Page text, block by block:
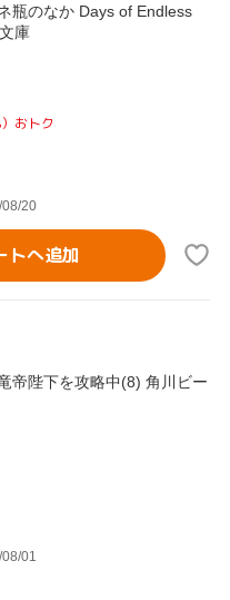
瓶のなか Days of Endless
庫
おトク
20
トへ追加
帝陛下を攻略中(8) 角川ビー
01